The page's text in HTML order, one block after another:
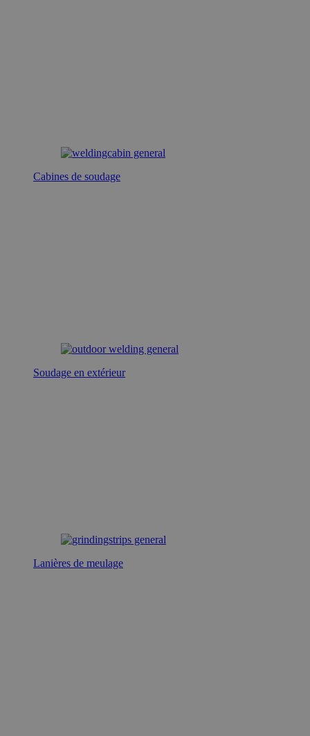
Cabines de soudage
Soudage en extérieur
Lanières de meulage